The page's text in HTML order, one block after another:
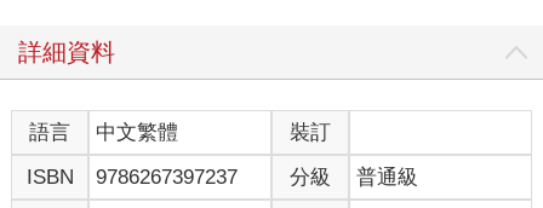
士的實驗存在爭議，但很少有人對於能夠抑制享樂本能的人更有
的活動，憑著累積下來的財富就能搭遊艇和專機，叫私人教練和
整形外科醫生到家中，或悠閒地在游泳池、溜冰場、高爾夫球
場、飯店餐廳消磨時間的有錢人的樣子，但實際情況並非如此。
詳細資料
語言 中文繁體
裝訂
ISBN
9786267397237 分級 普通級